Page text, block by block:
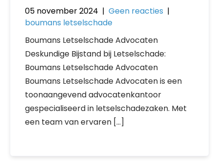
05 november 2024 | Geen reacties |
boumans letselschade
Boumans Letselschade Advocaten
Deskundige Bijstand bij Letselschade:
Boumans Letselschade Advocaten
Boumans Letselschade Advocaten is een
toonaangevend advocatenkantoor
gespecialiseerd in letselschadezaken. Met
een team van ervaren […]